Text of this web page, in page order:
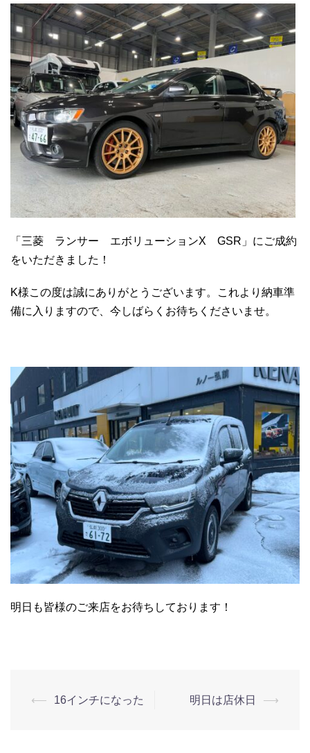
「三菱 ランサー エボリューションX GSR」にご成約
をいただきました！
K様この度は誠にありがとうございます。これより納車準
備に入りますので、今しばらくお待ちくださいませ。
明日も皆様のご来店をお待ちしております！
⟵ 16インチになった 明日は店休日 ⟶